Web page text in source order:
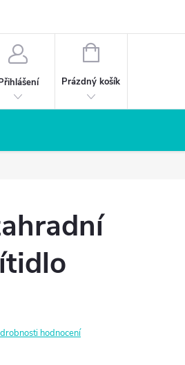
NÁKUPNÍ
Prázdný košík
hodnocení